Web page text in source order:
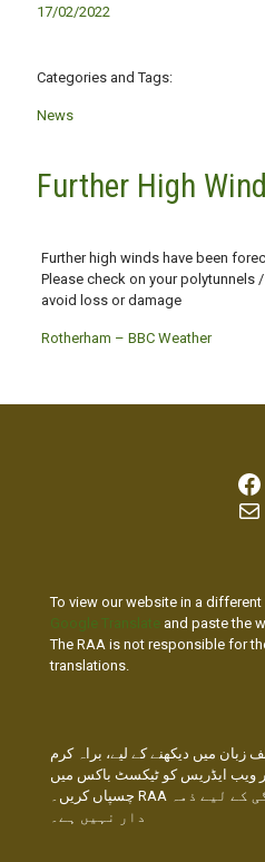
17/02/2022
Categories and Tags:
News
Further High
Further high winds have been
Please check on your polytunnels
avoid loss or damage
Rotherham – BBC Weather
To view our website in a
Google Translate and paste the
The RAA is not responsible for
translations.
میں دیکھنے کے لیے، براہ کرم
ویب ایڈریس کو ٹیکسٹ باکس میں
چسپاں کریں۔ RAA ترجمے کے مواد یا درستگی کے لیے ذمہ
دار نہیں ہے۔